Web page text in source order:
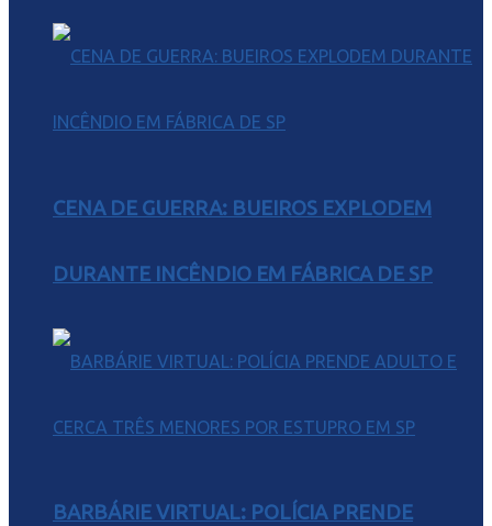
CENA DE GUERRA: BUEIROS EXPLODEM
DURANTE INCÊNDIO EM FÁBRICA DE SP
BARBÁRIE VIRTUAL: POLÍCIA PRENDE